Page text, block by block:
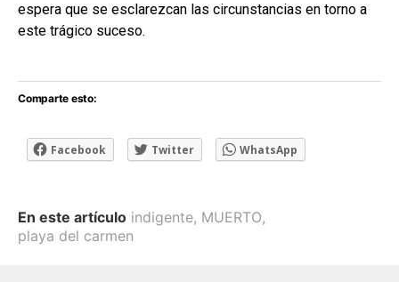
espera que se esclarezcan las circunstancias en torno a
este trágico suceso.
Comparte esto:
Facebook Twitter WhatsApp
En este artículo indigente, MUERTO,
playa del carmen